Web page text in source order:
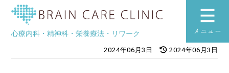
ブレインケア
心療内科・精神科・栄養療法・リワーク
2024年06月3日 2024年06月3日